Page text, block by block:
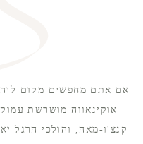
אם אתם מחפשים מקום
אוקינאווה מושרשת
קנצ'ו-מאה, והולכי הרגל